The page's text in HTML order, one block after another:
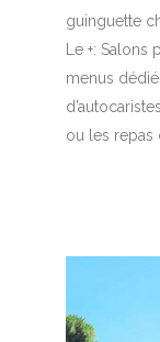
guinguette
Le +: Salons
menus
ou les repas
2